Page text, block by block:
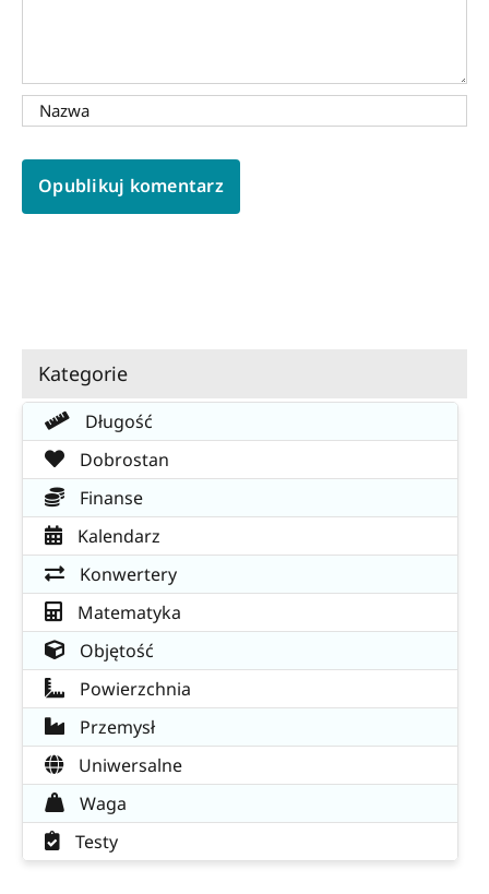
Kategorie
Długość
Dobrostan
Finanse
Kalendarz
Konwertery
Matematyka
Objętość
Powierzchnia
Przemysł
Uniwersalne
Waga
Testy